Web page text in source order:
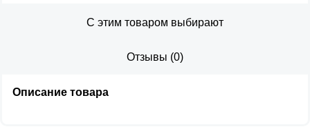
С этим товаром выбирают
Отзывы (0)
Описание товара